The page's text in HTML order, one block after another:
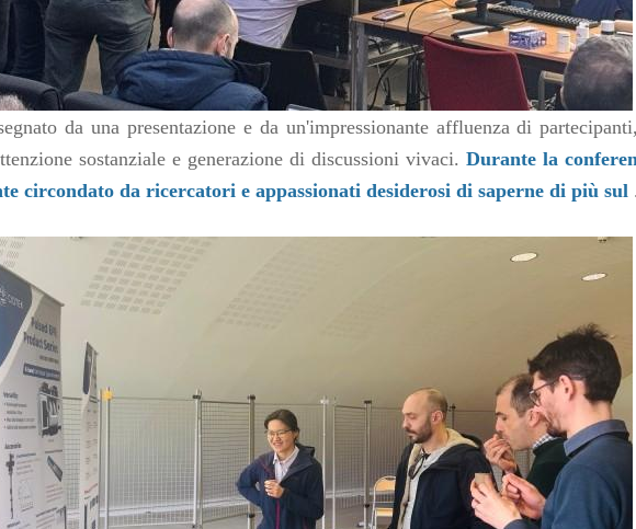
da una presentazione e da un'impressionante affluenza di
sostanziale e generazione di discussioni vivaci. Durante la
circondato da ricercatori e appassionati desiderosi di saperne di più sul .